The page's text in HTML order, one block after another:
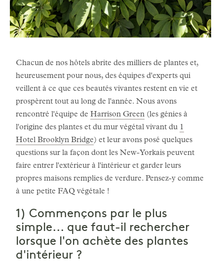
Chacun de nos hôtels abrite des milliers de plantes et,
heureusement pour nous, des équipes d'experts qui
veillent à ce que ces beautés vivantes restent en vie et
prospèrent tout au long de l'année. Nous avons
rencontré l'équipe de Harrison Green (les génies à
l'origine des plantes et du mur végétal vivant du 1
Hotel Brooklyn Bridge) et leur avons posé quelques
questions sur la façon dont les New-Yorkais peuvent
faire entrer l'extérieur à l'intérieur et garder leurs
propres maisons remplies de verdure. Pensez-y comme
à une petite FAQ végétale !
1) Commençons par le plus
simple... que faut-il rechercher
lorsque l'on achète des plantes
d'intérieur ?